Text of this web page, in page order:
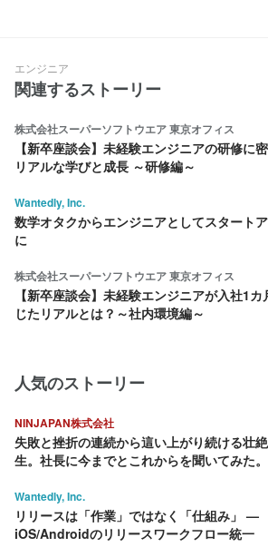
エンジニア
関連するストーリー
株式会社スーパーソフトウエア 東京オフィス
【新卒座談会】未経験エンジニアの研修に密
リアルな学びと成長 ～研修編～
Wantedly, Inc.
数学オタクからエンジニアとしてスタート
に
株式会社スーパーソフトウエア 東京オフィス
【新卒座談会】未経験エンジニアが入社1カ
じたリアルとは？～社内環境編～
人気のストーリー
NINJAPAN株式会社
失敗と挫折の連続から這い上がり続ける壮
生。社長に今までとこれからを聞いてみた。
Wantedly, Inc.
リリースは「作業」ではなく「仕組み」 —
iOS/Androidのリリースワークフロー統一